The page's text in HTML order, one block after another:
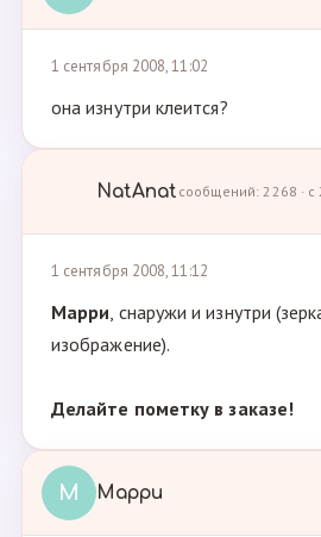
1 сентября 2008, 11:02
она изнутри клеится?
NatAnat сообщений: 2268 · с
1 сентября 2008, 11:12
Марри, снаружи и изнутри
изображение).
Делайте пометку в заказе!
М Марри